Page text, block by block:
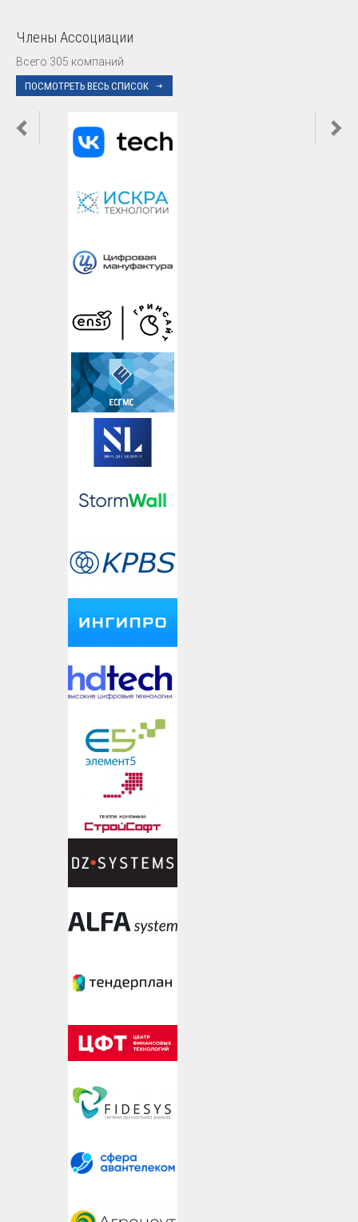
Члены Ассоциации
Всего 305 компаний
ПОСМОТРЕТЬ ВЕСЬ СПИСОК